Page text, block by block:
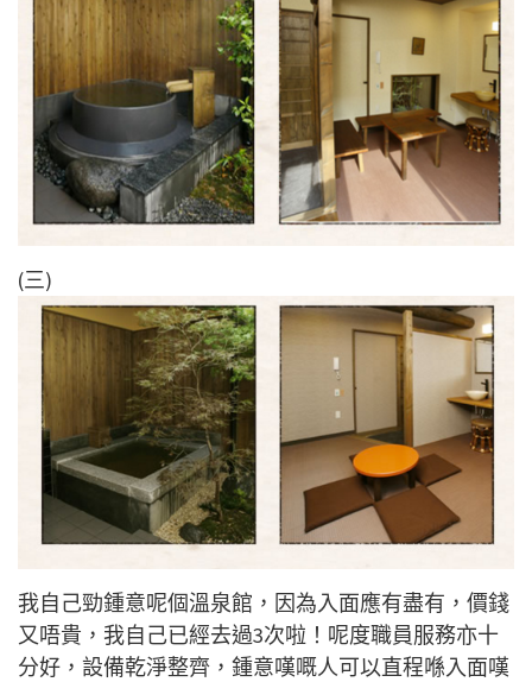
(三)
我自己勁鍾意呢個溫泉館，因為入面應有盡有，價錢
又唔貴，我自己已經去過3次啦！呢度職員服務亦十
分好，設備乾淨整齊，鍾意嘆嘅人可以直程喺入面嘆